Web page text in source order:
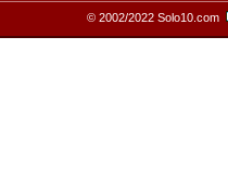
© 2002/2022 Solo10.com